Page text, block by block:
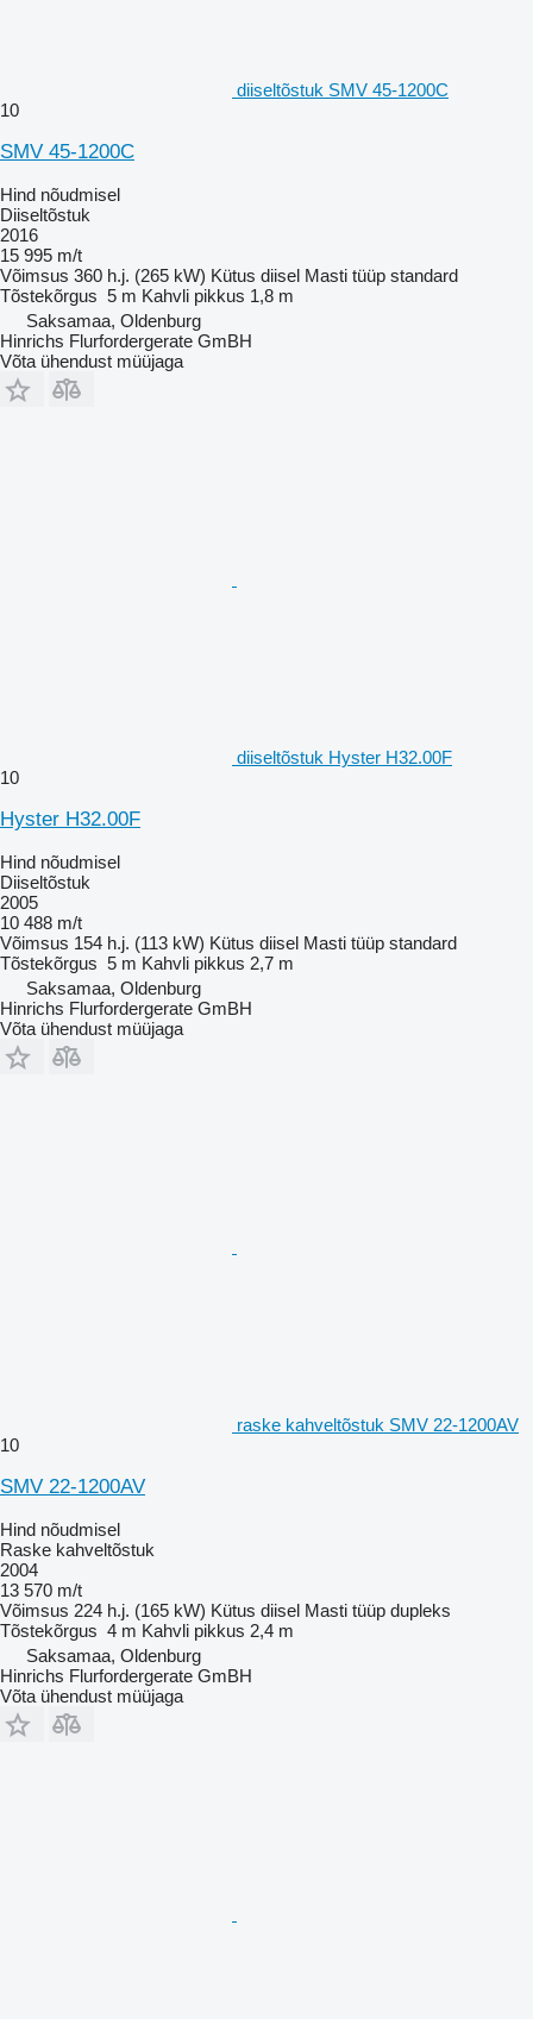
diiseltõstuk SMV 45-1200C
10
SMV 45-1200C
Hind nõudmisel
Diiseltõstuk
2016
15 995 m/t
Võimsus 360 h.j. (265 kW) Kütus diisel Masti tüüp standard
Tõstekõrgus 5 m Kahvli pikkus 1,8 m
Saksamaa, Oldenburg
Hinrichs Flurfordergerate GmBH
Võta ühendust müüjaga
diiseltõstuk Hyster H32.00F
10
Hyster H32.00F
Hind nõudmisel
Diiseltõstuk
2005
10 488 m/t
Võimsus 154 h.j. (113 kW) Kütus diisel Masti tüüp standard
Tõstekõrgus 5 m Kahvli pikkus 2,7 m
Saksamaa, Oldenburg
Hinrichs Flurfordergerate GmBH
Võta ühendust müüjaga
raske kahveltõstuk SMV 22-1200AV
10
SMV 22-1200AV
Hind nõudmisel
Raske kahveltõstuk
2004
13 570 m/t
Võimsus 224 h.j. (165 kW) Kütus diisel Masti tüüp dupleks
Tõstekõrgus 4 m Kahvli pikkus 2,4 m
Saksamaa, Oldenburg
Hinrichs Flurfordergerate GmBH
Võta ühendust müüjaga